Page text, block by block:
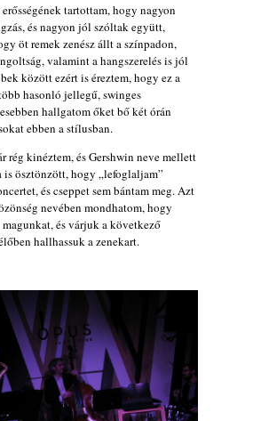
tartottam, hogy nagyon
és nagyon jól szóltak együtt,
öt remek zenész állt a színpadon,
valamint a hangszerelés is jól
között ezért is éreztem, hogy ez a
hasonló jellegű, swinges
hallgatom őket bő két órán
ebben a stílusban.
rég kinéztem, és Gershwin neve mellett
is ösztönzött, hogy „lefoglaljam”
és cseppet sem bántam meg. Azt
nevében mondhatom, hogy
és várjuk a következő
hallhassuk a zenekart.